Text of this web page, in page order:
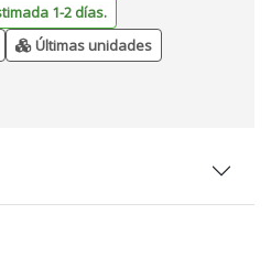
1-2 días.
Últimas unidades